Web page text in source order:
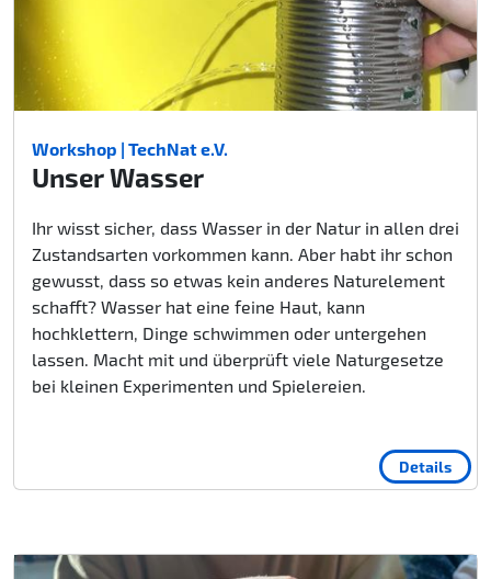
Workshop | TechNat e.V.
Unser Wasser
Ihr wisst sicher, dass Wasser in der Natur in allen drei
Zustandsarten vorkommen kann. Aber habt ihr schon
gewusst, dass so etwas kein anderes Naturelement
schafft? Wasser hat eine feine Haut, kann
hochklettern, Dinge schwimmen oder untergehen
lassen. Macht mit und überprüft viele Naturgesetze
bei kleinen Experimenten und Spielereien.
Details